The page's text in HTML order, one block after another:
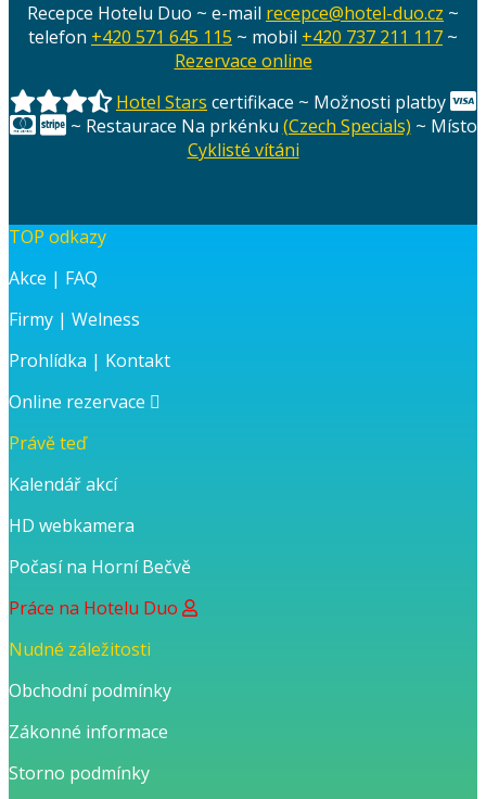
Recepce Hotelu Duo ~ e-mail recepce@hotel-duo.cz ~
telefon +420 571 645 115 ~ mobil +420 737 211 117 ~
Rezervace online
Hotel Stars certifikace ~ Možnosti platby
~ Restaurace Na prkénku (Czech Specials) ~ Místo
Cyklisté vítáni
TOP odkazy
Akce | FAQ
Firmy | Welness
Prohlídka | Kontakt
Online rezervace
Právě teď
Kalendář akcí
HD webkamera
Počasí na Horní Bečvě
Práce na Hotelu Duo
Nudné záležitosti
Obchodní podmínky
Zákonné informace
Storno podmínky